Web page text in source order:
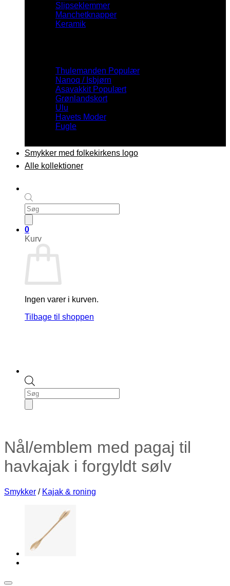
Products
search
0
Kurv
Ingen varer i kurven.
Tilbage til shoppen
Slipseklemmer
Manchetknapper
Keramik
Thulemanden
Nanoq / Isbjørn
Asavakkit
Grønlandskort
Ulu
Havets Moder
Fugle
Smykker med folkekirkens logo
Alle kollektioner
Products
search
Nål/emblem med pagaj til
havkajak i forgyldt sølv
Smykker / Kajak & roning